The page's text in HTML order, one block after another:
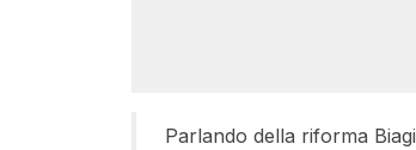
Parlando della riforma